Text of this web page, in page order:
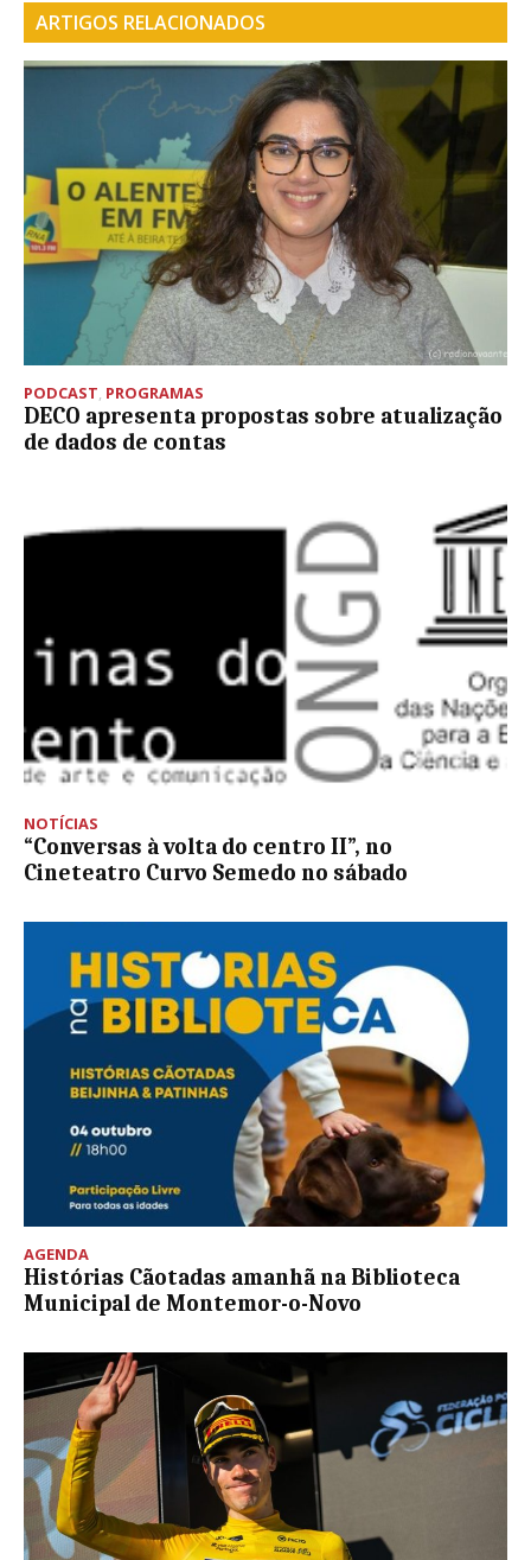
ARTIGOS RELACIONADOS
PODCAST, PROGRAMAS
DECO apresenta propostas sobre atualização
de dados de contas
NOTÍCIAS
“Conversas à volta do centro II”, no
Cineteatro Curvo Semedo no sábado
AGENDA
Histórias Cãotadas amanhã na Biblioteca
Municipal de Montemor-o-Novo